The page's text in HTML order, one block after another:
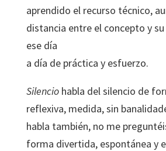
aprendido el recurso técnico,
distancia entre el concepto y
ese día
a día de práctica y esfuerzo.
Silencio habla del silencio de
reflexiva, medida, sin
habla también, no me
forma divertida, espontánea y